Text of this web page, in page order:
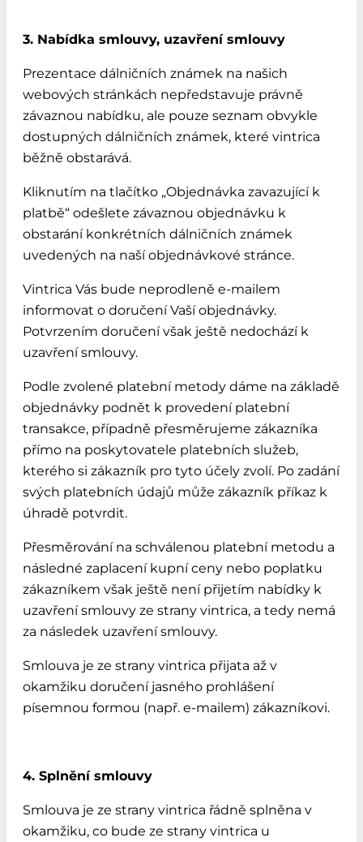
3. Nabídka smlouvy, uzavření smlouvy
Prezentace dálničních známek na našich
webových stránkách nepředstavuje právně
závaznou nabídku, ale pouze seznam obvykle
dostupných dálničních známek, které vintrica
běžně obstarává.
Kliknutím na tlačítko „Objednávka zavazující k
platbě“ odešlete závaznou objednávku k
obstarání konkrétních dálničních známek
uvedených na naší objednávkové stránce.
Vintrica Vás bude neprodleně e-mailem
informovat o doručení Vaší objednávky.
Potvrzením doručení však ještě nedochází k
uzavření smlouvy.
Podle zvolené platební metody dáme na základě
objednávky podnět k provedení platební
transakce, případně přesměrujeme zákazníka
přímo na poskytovatele platebních služeb,
kterého si zákazník pro tyto účely zvolí. Po zadání
svých platebních údajů může zákazník příkaz k
úhradě potvrdit.
Přesměrování na schválenou platební metodu a
následné zaplacení kupní ceny nebo poplatku
zákazníkem však ještě není přijetím nabídky k
uzavření smlouvy ze strany vintrica, a tedy nemá
za následek uzavření smlouvy.
Smlouva je ze strany vintrica přijata až v
okamžiku doručení jasného prohlášení
písemnou formou (např. e-mailem) zákazníkovi.
4. Splnění smlouvy
Smlouva je ze strany vintrica řádně splněna v
okamžiku, co bude ze strany vintrica u